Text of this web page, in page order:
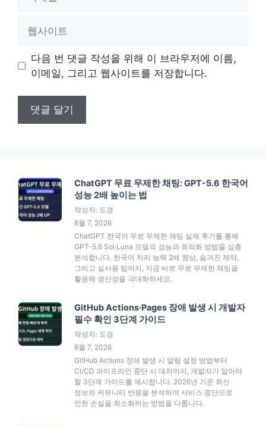
트
다음 번 댓글 작성을 위해 이 브라우저에 이름,
이메일, 그리고 웹사이트를 저장합니다.
ChatGPT 무료 무제한 채팅: GPT-5.6 한국어
성능 2배 높이는 법
작성자: 도경
8월 7, 2026
ChatGPT 한국어 무료 무제한 채팅 실제 후기를 통해
GPT-5.6 Sol·Luna 모델의 성능과 최적화 방법을 심층
분석합니다. 한국어 처리 능력 2배 향상, 숨겨진 제약,
그리고 실사용 팁까지, 지금 바로 무료 무제한 채팅을
활용해 생산성을 극대화하세요.
GitHub Actions·Pages 장애 발생 시 개발자
필수 확인 3단계 가이드
작성자: 도경
8월 7, 2026
GitHub Actions 장애 발생 시 알림 설정 방법부터
CI/CD 파이프라인 중단 시 대처까지, 개발자가 알아야
할 3단계 가이드를 제시합니다. 2026년 기준 최신
정보와 커뮤니티 반응을 분석하여 서비스 중단으로
인한 손실을 최소화하는 방법을 다룹니다.